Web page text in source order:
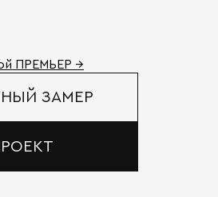
ПРЕМЬЕР →
ЗАМЕР